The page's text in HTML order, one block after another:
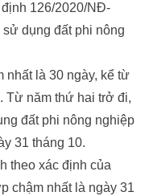
126/2020/NĐ-
dụng đất phi nông
nhất là 30 ngày, kể từ
Từ năm thứ hai trở đi,
đất phi nông nghiệp
31 tháng 10.
theo xác định của
chậm nhất là ngày 31